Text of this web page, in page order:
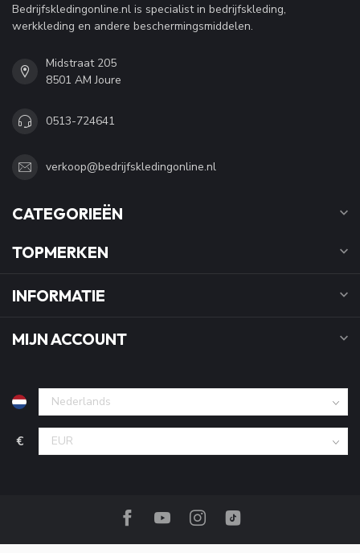
Bedrijfskledingonline.nl is specialist in bedrijfskleding,
werkkleding en andere beschermingsmiddelen.
Midstraat 205
8501 AM Joure
0513-724641
verkoop@bedrijfskledingonline.nl
CATEGORIEËN
TOPMERKEN
INFORMATIE
MIJN ACCOUNT
€